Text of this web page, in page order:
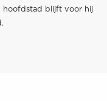
hoofdstad blijft voor hij